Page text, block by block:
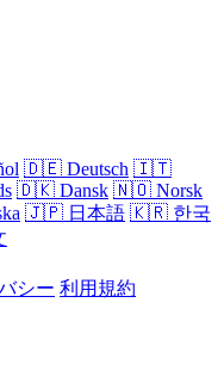
🇩🇪 Deutsch 🇮🇹
🇩🇰 Dansk 🇳🇴 Norsk
🇯🇵 日本語 🇰🇷 한국
シー 利用規約